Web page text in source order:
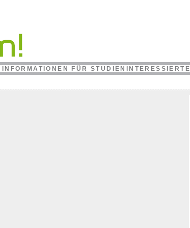
INFORMATIONEN FÜR STUDIENINTERESSIERTE